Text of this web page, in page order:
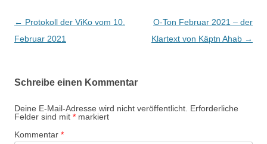
B
e
r
a
g
s
← Protokoll der ViKo vom 10.
Februar 2021
O-Ton Februar 2021 – der
Klartext von Käptn Ahab →
Schreibe einen Kommentar
Deine E-Mail-Adresse wird nicht veröffentlicht. Erforderliche
Felder sind mit * markiert
Kommentar *